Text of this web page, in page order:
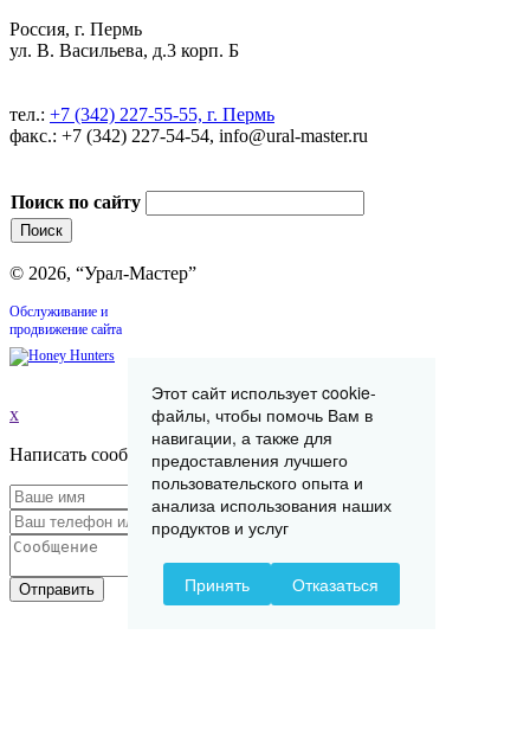
Россия, г. Пермь
ул. В. Васильева, д.3 корп. Б
тел.: +7 (342) 227-55-55, г. Пермь
факс.: +7 (342) 227-54-54, info@ural-master.ru
Поиск по сайту
© 2026, “Урал-Мастер”
Обслуживание и
продвижение сайта
x
Написать сообщение
Отправить
Этот сайт использует cookie-
файлы, чтобы помочь Вам в
навигации, а также для
предоставления лучшего
пользовательского опыта и
анализа использования наших
продуктов и услуг
Принять Отказаться